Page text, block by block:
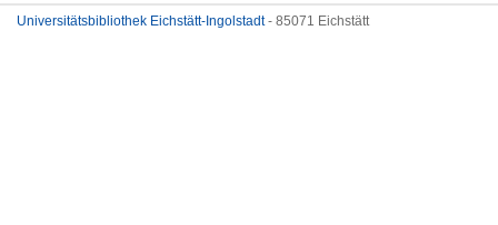
Universitätsbibliothek Eichstätt-Ingolstadt- 85071 Eichstätt